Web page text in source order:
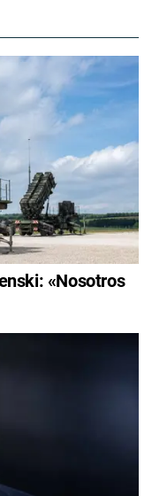
«Nosotros